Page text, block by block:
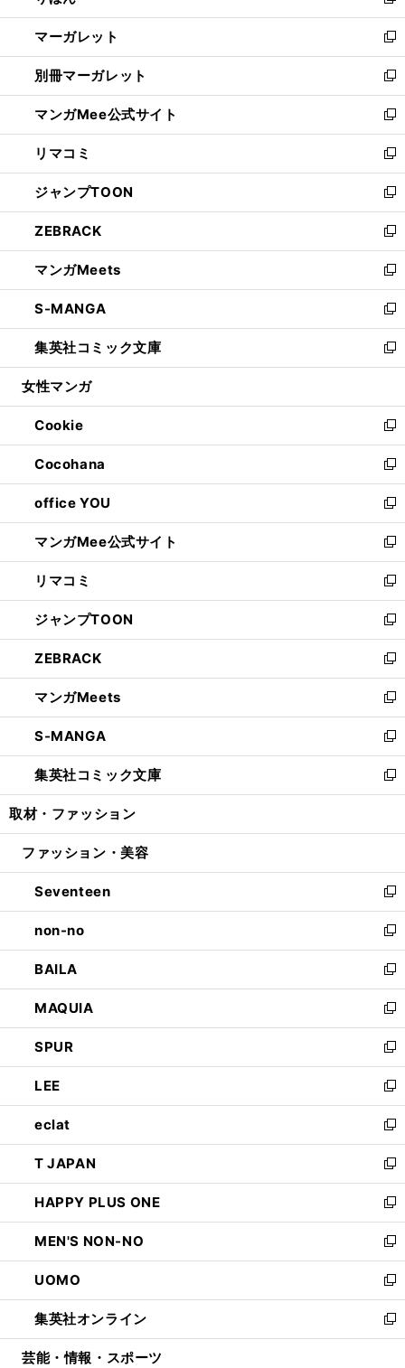
開
く
ウ
で
開
く
ン
ド
ウ
で
開
く
し
い
ウ
ィ
ン
ド
ウ
で
開
く
マーガレット
新
し
い
ウ
ィ
ン
ド
ウ
で
開
く
別冊マーガレット
新
し
い
ウ
ィ
ン
ド
ウ
で
開
く
マンガMee公式サイト
新
し
い
ウ
ィ
ン
ド
ウ
で
開
く
リマコミ
新
し
い
ウ
ィ
ン
ド
ウ
で
開
く
ジャンプTOON
新
し
い
ウ
ィ
ン
ド
ウ
で
開
ZEBRACK
新
し
い
ウ
ィ
ン
ド
ウ
開
く
マンガMeets
新
し
い
ウ
ィ
ン
ウ
で
開
く
S-MANGA
新
し
い
ウ
ン
ド
ウ
で
開
く
集英社コミック文庫
新
し
ウ
ィ
ン
ド
ウ
で
開
く
女性マンガ
Cookie
新
し
い
ウ
ィ
ン
ド
ウ
で
開
く
Cocohana
新
し
い
ウ
ィ
ン
ド
ウ
で
開
く
office YOU
新
し
い
ウ
ィ
ン
ド
ウ
で
開
く
マンガMee公式サイト
新
し
い
ウ
ィ
ン
ド
ウ
で
開
く
リマコミ
新
し
い
ウ
ィ
ン
ド
ウ
で
開
く
ジャンプTOON
新
し
い
ウ
ィ
ン
ド
ウ
で
開
ZEBRACK
新
し
い
ウ
ィ
ン
ド
ウ
開
マンガMeets
新
し
い
ウ
ィ
ン
ウ
開
く
S-MANGA
新
し
い
ウ
ン
ウ
で
開
く
集英社コミック文庫
新
し
ウ
ン
ド
ウ
で
開
く
取材・ファッション
ファッション・美容
Seventeen
新
し
い
ウ
ィ
ン
ド
ウ
で
開
く
non-no
新
し
い
ウ
ィ
ン
ド
ウ
で
開
く
BAILA
新
し
い
ウ
ィ
ン
ド
ウ
で
開
く
MAQUIA
新
し
い
ウ
ィ
ン
ド
ウ
で
開
く
SPUR
新
し
い
ウ
ィ
ン
ド
ウ
で
開
く
LEE
新
し
い
ウ
ィ
ン
ド
ウ
で
開
く
eclat
新
し
い
ウ
ィ
ン
ド
ウ
で
開
く
T JAPAN
新
し
い
ウ
ィ
ン
ド
ウ
で
開
HAPPY PLUS ONE
新
し
い
ウ
ィ
ン
ド
ウ
MEN'S NON-NO
新
し
い
ウ
ィ
ン
UOMO
新
し
い
ウ
集英社オンライン
新
し
芸能・情報・スポーツ